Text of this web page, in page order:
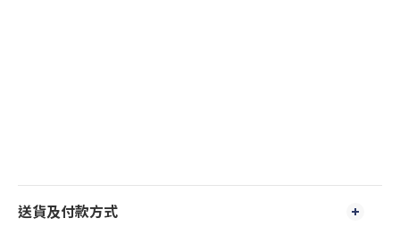
送貨及付款方式